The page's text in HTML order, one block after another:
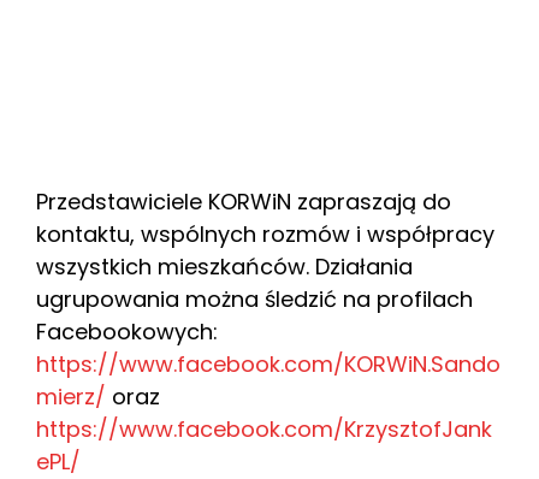
Przedstawiciele KORWiN zapraszają do
kontaktu, wspólnych rozmów i współpracy
wszystkich mieszkańców. Działania
ugrupowania można śledzić na profilach
Facebookowych:
https://www.facebook.com/KORWiN.Sando
mierz/ oraz
https://www.facebook.com/KrzysztofJank
ePL/